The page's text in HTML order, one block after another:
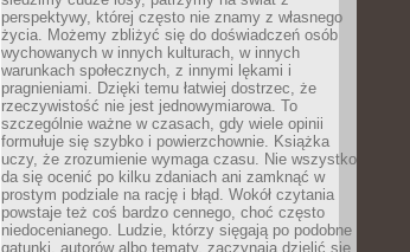
perspektywy, której często nie znamy z własnego
życia. Możemy zbliżyć się do doświadczeń osób
wychowanych w innych kulturach, w innych
warunkach społecznych, z innymi lękami i
pragnieniami. Dzięki temu łatwiej dostrzec, że
rzeczywistość nie jest jednowymiarowa. To
szczególnie ważne w czasach, gdy wiele opinii
formułuje się szybko i powierzchownie. Książka
uczy, że zrozumienie wymaga czasu. Nie wszystko
da się ocenić po kilku zdaniach ani zamknąć w
prostym podziale na rację i błąd. Wokół czytania
powstaje też coś bardzo cennego, choć często
niedocenianego. Ludzie, którzy sięgają po podobne
gatunki, autorów albo tematy, zaczynają dzielić się